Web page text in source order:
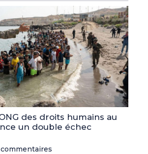
des droits humains au
un double échec